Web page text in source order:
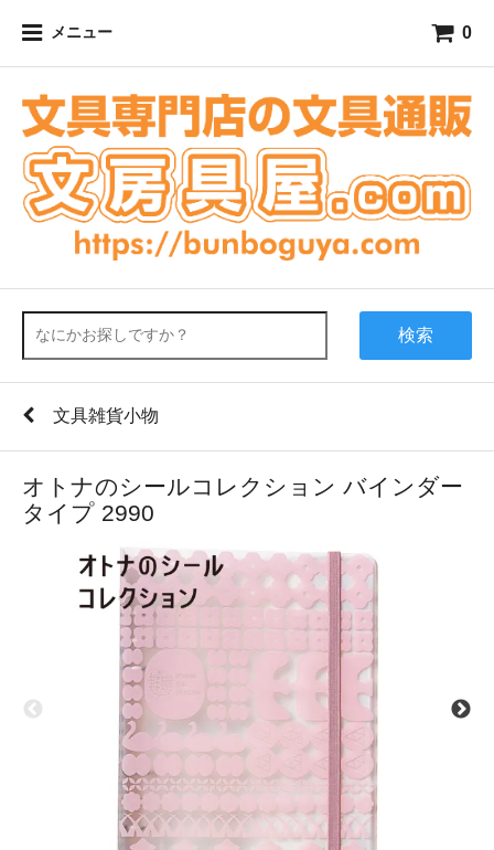
メニュー 0
検索
文具雑貨小物
オトナのシールコレクション バインダー
タイプ 2990